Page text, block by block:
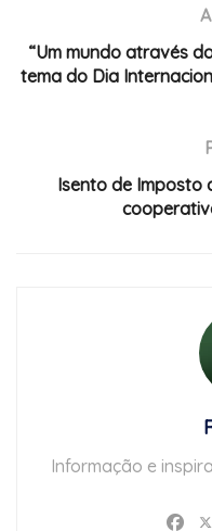
“Um mundo através
tema do Dia
Isento de Imposto
Informação e